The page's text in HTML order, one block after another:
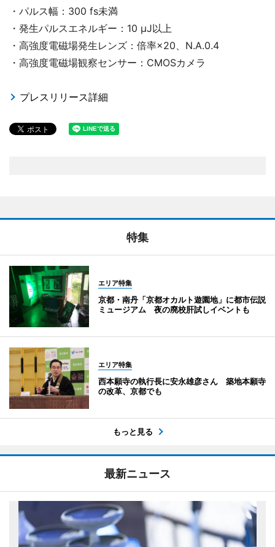
・パルス幅：300 fs未満
・発生パルスエネルギー：10 μJ以上
・高強度電磁場発生レンズ：倍率×20、N.A.0.4
・高強度電磁場観察センサー：CMOSカメラ
プレスリリース詳細
特集
エリア特集
京都・南丹「京都オカルト遊園地」に都市伝説
ミュージアム 夜の廃校肝試しイベントも
エリア特集
西本願寺の執行長に安永雄彦さん 築地本願寺
の改革、京都でも
もっと見る
最新ニュース